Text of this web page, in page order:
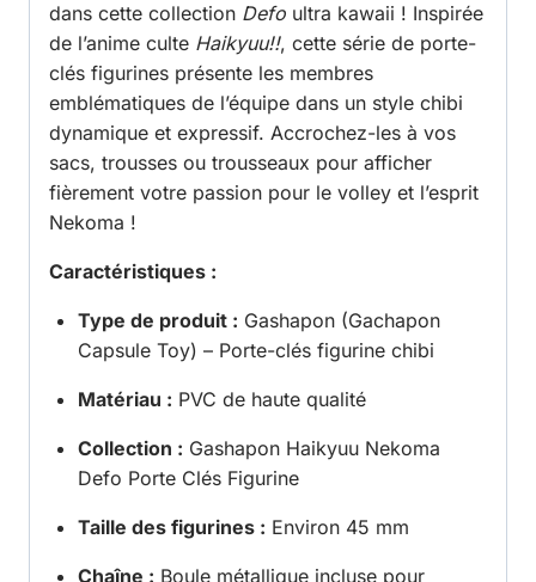
dans cette collection Defo ultra kawaii ! Inspirée
de l’anime culte Haikyuu!!, cette série de porte-
clés figurines présente les membres
emblématiques de l’équipe dans un style chibi
dynamique et expressif. Accrochez-les à vos
sacs, trousses ou trousseaux pour afficher
fièrement votre passion pour le volley et l’esprit
Nekoma !
Caractéristiques :
Type de produit : Gashapon (Gachapon
Capsule Toy) – Porte-clés figurine chibi
Matériau : PVC de haute qualité
Collection : Gashapon Haikyuu Nekoma
Defo Porte Clés Figurine
Taille des figurines : Environ 45 mm
Chaîne : Boule métallique incluse pour